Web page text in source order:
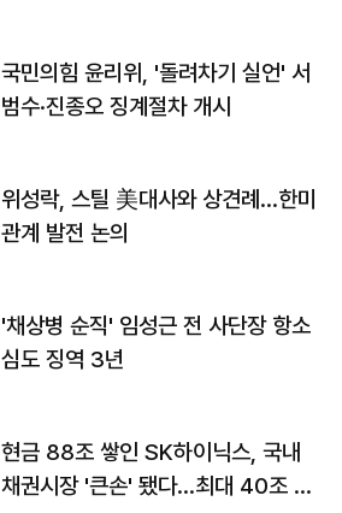
국민의힘 윤리위, '돌려차기 실언' 서
범수·진종오 징계절차 개시
위성락, 스틸 美대사와 상견례…한미
관계 발전 논의
'채상병 순직' 임성근 전 사단장 항소
심도 징역 3년
현금 88조 쌓인 SK하이닉스, 국내
채권시장 '큰손' 됐다…최대 40조 투